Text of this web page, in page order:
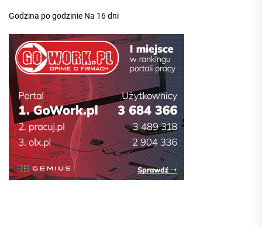
Godzina po godzinie Na 16 dni